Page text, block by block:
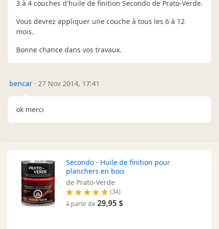
3 à 4 couches d'huile de finition Secondo de Prato-Verde.
Vous devrez appliquer une couche à tous les 6 à 12
mois.
Bonne chance dans vos travaux.
bencar · 27 Nov 2014, 17:41
ok merci
Secondo - Huile de finition pour
planchers en bois
de Prato-Verde
(34)
à partir de 29,95 $